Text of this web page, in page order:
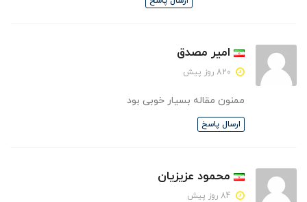
امیر مصدق
ممنون مقاله بسیار خوبی بود
ارسال پاسخ
محمود عزیزیان